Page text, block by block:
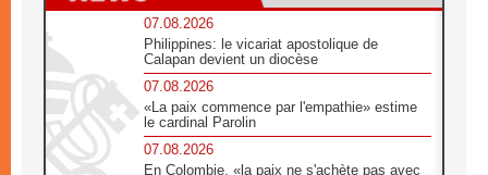
07.08.2026
Philippines: le vicariat apostolique de
Calapan devient un diocèse
07.08.2026
«La paix commence par l'empathie» estime
le cardinal Parolin
07.08.2026
En Colombie, «la paix ne s'achète pas avec